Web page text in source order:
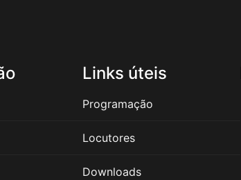
Links úteis
Programação
Locutores
Downloads